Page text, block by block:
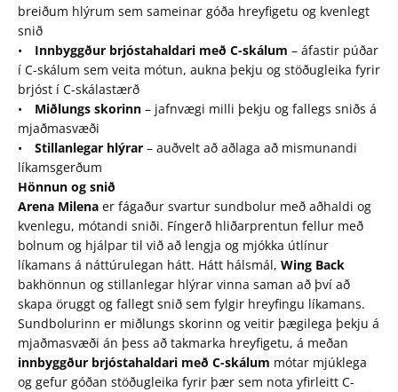
breiðum hlýrum sem sameinar góða hreyfigetu og kvenlegt
snið
• Innbyggður brjóstahaldari með C-skálum – áfastir púðar
í C-skálum sem veita mótun, aukna þekju og stöðugleika fyrir
brjóst í C-skálastærð
• Miðlungs skorinn – jafnvægi milli þekju og fallegs sniðs á
mjaðmasvæði
• Stillanlegar hlýrar – auðvelt að aðlaga að mismunandi
líkamsgerðum
Hönnun og snið
Arena Milena er fágaður svartur sundbolur með aðhaldi og
kvenlegu, mótandi sniði. Fíngerð hliðarprentun fellur með
bolnum og hjálpar til við að lengja og mjókka útlínur
líkamans á náttúrulegan hátt. Hátt hálsmál, Wing Back
bakhönnun og stillanlegar hlýrar vinna saman að því að
skapa öruggt og fallegt snið sem fylgir hreyfingu líkamans.
Sundbolurinn er miðlungs skorinn og veitir þægilega þekju á
mjaðmasvæði án þess að takmarka hreyfigetu, á meðan
innbyggður brjóstahaldari með C-skálum mótar mjúklega
og gefur góðan stöðugleika fyrir þær sem nota yfirleitt C-